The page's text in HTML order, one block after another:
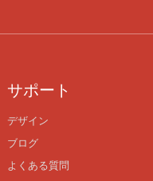
サポート
デザイン
ブログ
よくある質問